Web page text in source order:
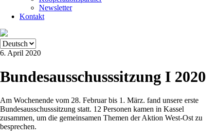
Newsletter
Kontakt
6. April 2020
Bundesausschusssitzung I 2020
Am Wochenende vom 28. Februar bis 1. März. fand unsere erste
Bundesausschusssitzung statt. 12 Personen kamen in Kassel
zusammen, um die gemeinsamen Themen der Aktion West-Ost zu
besprechen.